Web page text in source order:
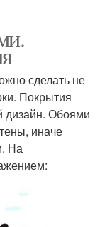
сделать не
Покрытия
дизайн. Обоями
иначе
На